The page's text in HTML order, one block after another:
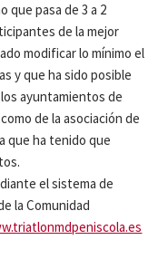
que pasa de 3 a 2
de la mejor
modificar lo mínimo el
y que ha sido posible
los ayuntamientos de
de la asociación de
que ha tenido que
el sistema de
la Comunidad